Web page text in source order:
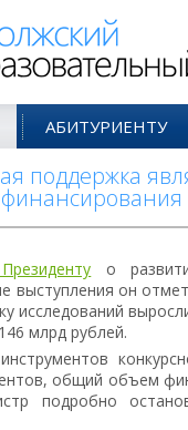
АБИТУРИЕНТУ
поддержка
о
выступления он
исследований
млрд рублей.
общий объем
подробно